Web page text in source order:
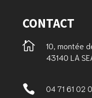
CONTACT

10, montée
43140 LA
 04 71 61 02